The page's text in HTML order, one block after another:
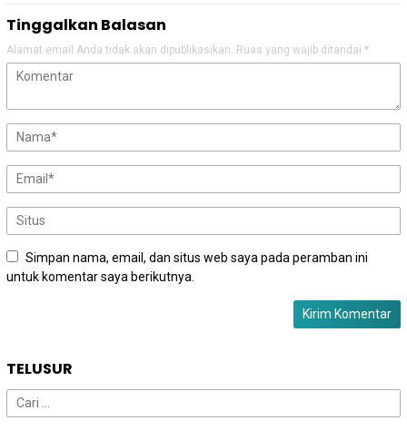
Tinggalkan Balasan
Alamat email Anda tidak akan dipublikasikan. Ruas yang wajib ditandai *
Simpan nama, email, dan situs web saya pada peramban ini
untuk komentar saya berikutnya.
TELUSUR
Cari
untuk: